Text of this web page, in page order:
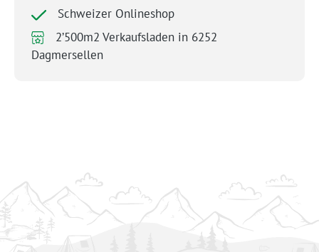
Schweizer Onlineshop
2’500m2 Verkaufsladen in 6252
Dagmersellen